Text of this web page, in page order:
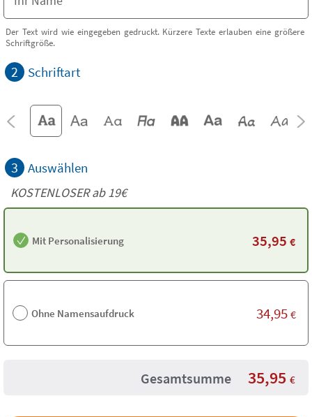
Der Text wird wie eingegeben gedruckt. Kürzere Texte erlauben eine größere
Schriftgröße.
2 Schriftart
3 Auswählen
KOSTENLOSER ab 19€
Mit Personalisierung 35,95 €
Ohne Namensaufdruck 34,95 €
Gesamtsumme 35,95 €